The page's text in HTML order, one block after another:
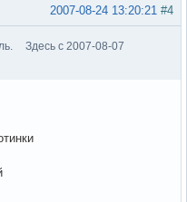
#4
2007-08-24 13:20:21
Здесь с 2007-08-07